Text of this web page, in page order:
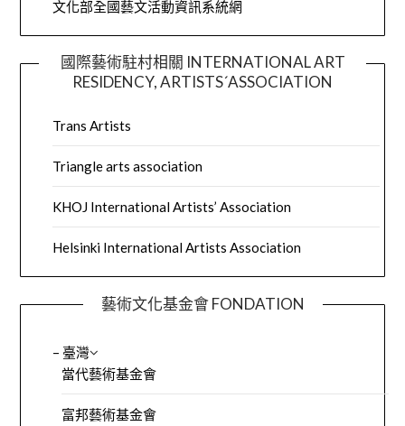
文化部全國藝文活動資訊系統網
國際藝術駐村相關 INTERNATIONAL ART
RESIDENCY, ARTISTS´ASSOCIATION
Trans Artists
Triangle arts association
KHOJ International Artists’ Association
Helsinki International Artists Association
藝術文化基金會 FONDATION
– 臺灣
當代藝術基金會
富邦藝術基金會